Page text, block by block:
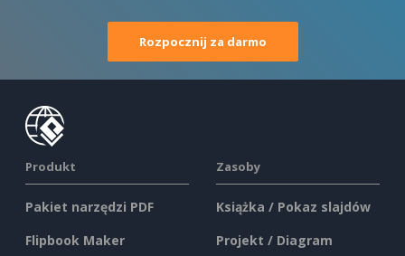
Rozpocznij za darmo
Produkt
Pakiet narzędzi PDF
Flipbook Maker
Zasoby
Książka / Pokaz slajdów
Projekt / Diagram